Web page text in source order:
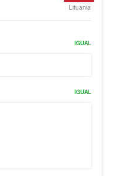
Lituania
IGUAL
IGUAL